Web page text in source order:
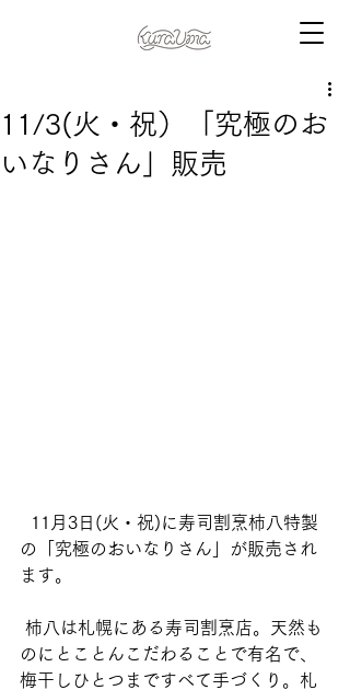
11/3(火・祝）「究極のお
いなりさん」販売
の「究極のおいなりさん」が販売され
ます。
のにとことんこだわることで有名で、
梅干しひとつまですべて手づくり。札